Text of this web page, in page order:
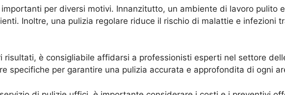
per diversi motivi. Innanzitutto, un ambiente di lavoro pulito
Inoltre, una pulizia regolare riduce il rischio di malattie e infezioni
risultati, è consigliabile affidarsi a professionisti esperti nel settore
specifiche per garantire una pulizia accurata e approfondita di ogni